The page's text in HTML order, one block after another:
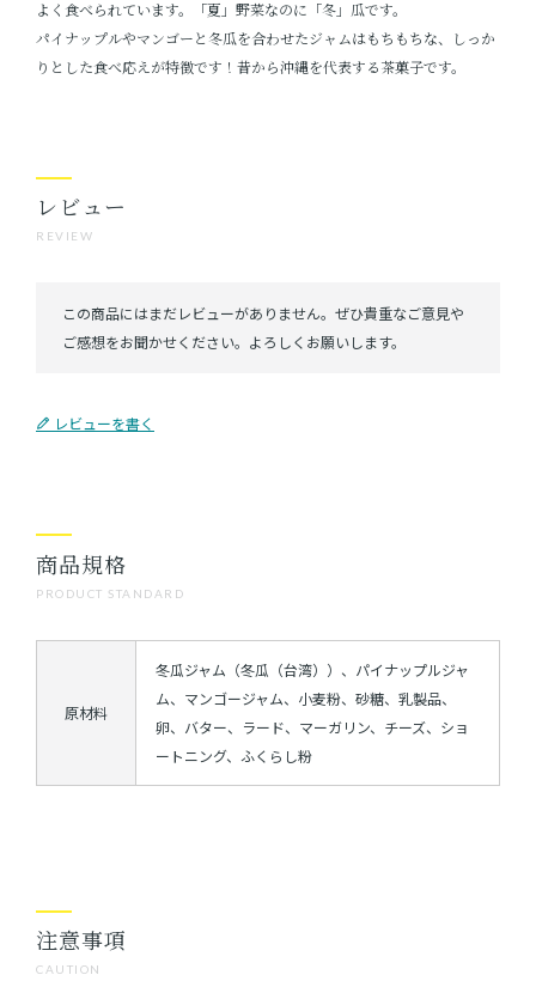
よく食べられています。「夏」野菜なのに「冬」瓜です。
パイナップルやマンゴーと冬瓜を合わせたジャムはもちもちな、しっか
りとした食べ応えが特徴です！昔から沖縄を代表する茶菓子です。
REVIEW
レビュー
レビューを書く
PRODUCT STANDARD
商品規格
原材料
冬瓜ジャム（冬瓜（台湾））、パイナップルジャ
ム、マンゴージャム、小麦粉、砂糖、乳製品、
卵、バター、ラード、マーガリン、チーズ、ショ
ートニング、ふくらし粉
CAUTION
注意事項